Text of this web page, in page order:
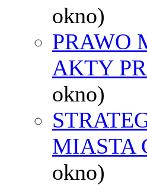
okno)
PRAWO
AKTY
okno)
MIASTA
okno)